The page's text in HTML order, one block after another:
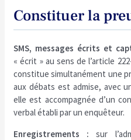
Constituer la
SMS, messages écrits et
« écrit » au sens de l’article
constitue simultanément une
aux débats est admise, avec
elle est accompagnée d’un
verbal établi par un enquêteur.
Enregistrements : sur